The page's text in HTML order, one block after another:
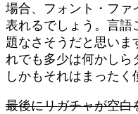
場合、フォント・ファ
表れるでしょう。言語
題なさそうだと思い
れでも多少は何かしら
しかもそれはまったく
最後にリガチャが空白